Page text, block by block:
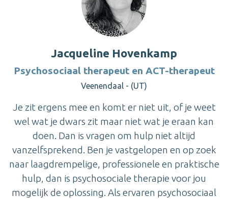
Jacqueline Hovenkamp
Psychosociaal therapeut en ACT-therapeut
Veenendaal - (UT)
Je zit ergens mee en komt er niet uit, of je weet
wel wat je dwars zit maar niet wat je eraan kan
doen. Dan is vragen om hulp niet altijd
vanzelfsprekend. Ben je vastgelopen en op zoek
naar laagdrempelige, professionele en praktische
hulp, dan is psychosociale therapie voor jou
mogelijk de oplossing. Als ervaren psychosociaal